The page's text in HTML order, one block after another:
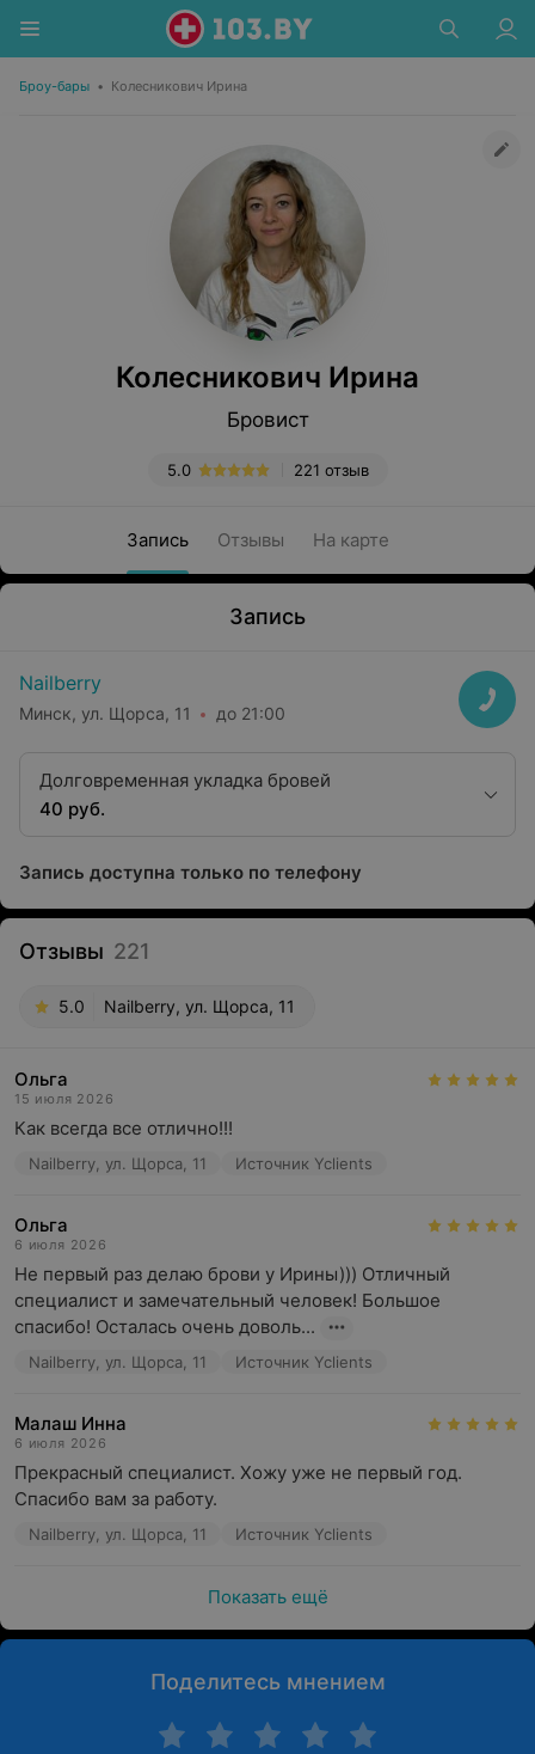
Броу-бары • Колесникович Ирина
Колесникович Ирина
Бровист
221 отзыв
5.0
Запись Отзывы На карте
Запись
Nailberry
Минск, ул. Щорса, 11 до 21:00
Долговременная укладка бровей
40 руб.
Запись доступна только по телефону
Отзывы 221
5.0 Nailberry, ул. Щорса, 11
Ольга
15 июля 2026
Как всегда все отлично!!!
Nailberry, ул. Щорса, 11 Источник Yclients
Ольга
6 июля 2026
Не первый раз делаю брови у Ирины))) Отличный
специалист и замечательный человек! Большое
спасибо! Осталась очень доволь...
Nailberry, ул. Щорса, 11 Источник Yclients
Малаш Инна
6 июля 2026
Прекрасный специалист. Хожу уже не первый год.
Спасибо вам за работу.
Nailberry, ул. Щорса, 11 Источник Yclients
Показать ещё
Поделитесь мнением